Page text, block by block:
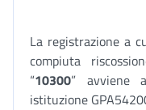
La registrazione a
compiuta
“10300” avviene
istituzione